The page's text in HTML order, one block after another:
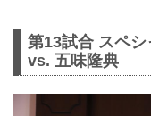
第13試合 スペ
vs. 五味隆典